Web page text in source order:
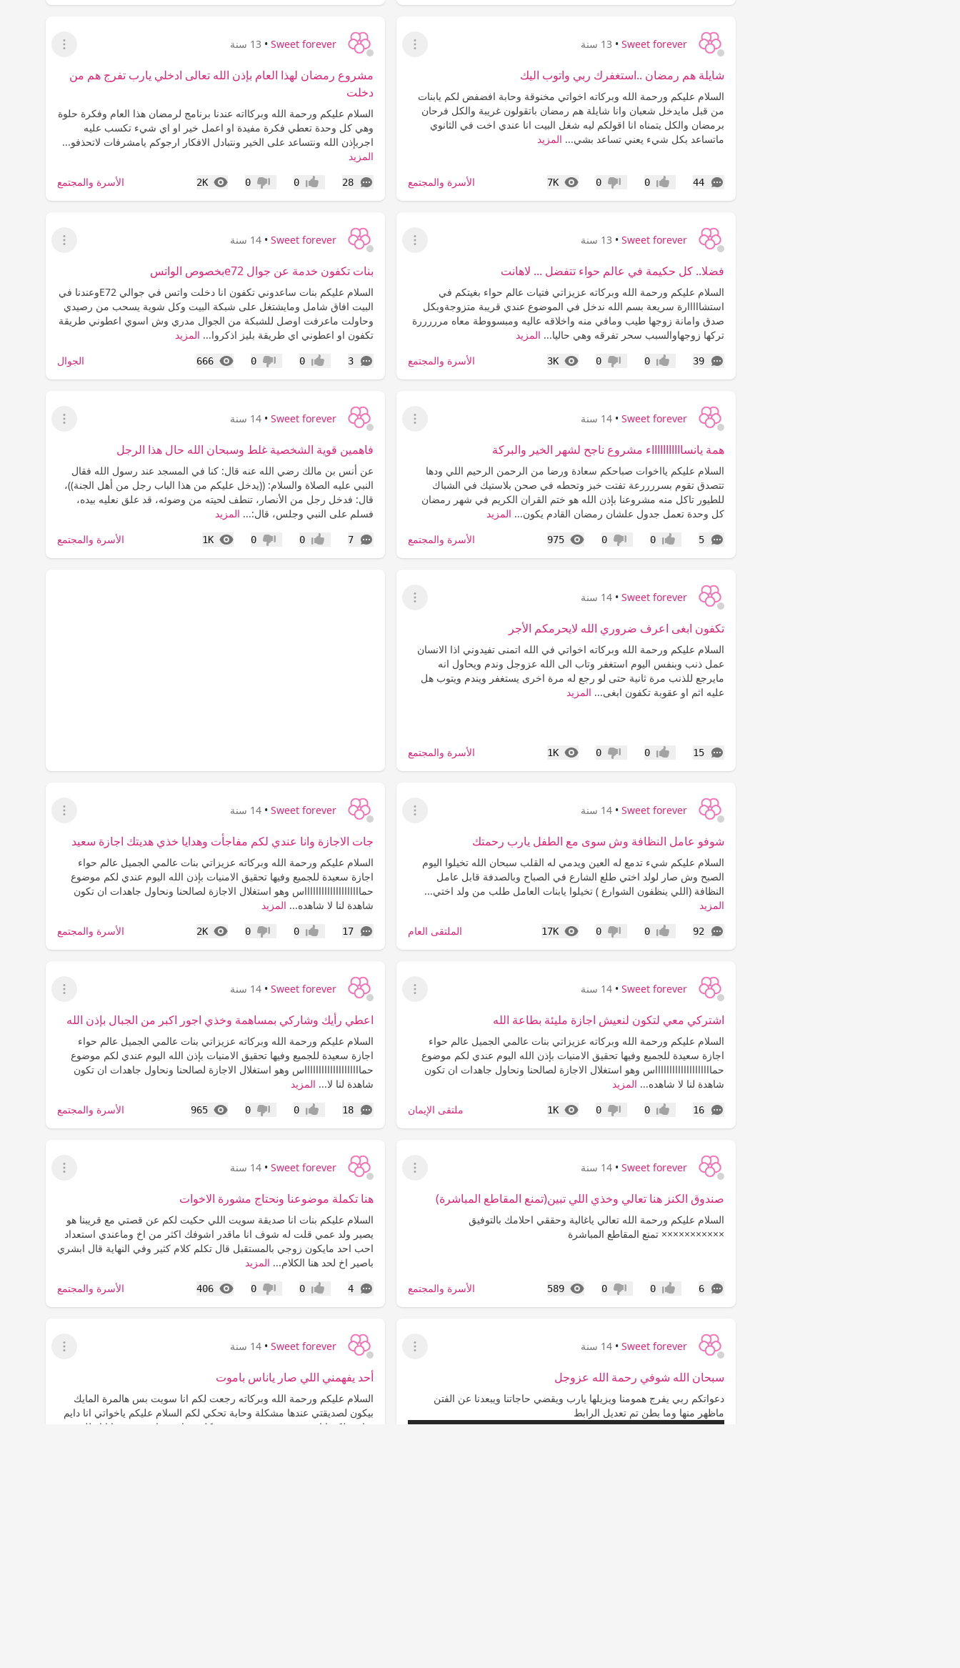
Sweet forever
• 13 سنة
عرض القائمة
شايلة هم رمضان ..استغفرك ربي واتوب اليك
السلام عليكم ورحمة الله وبركاته اخواتي مخنوقة وحابة افضفض لكم يابنات
من قبل مايدخل شعبان وانا شايلة هم رمضان باتقولون غريبة والكل فرحان
برمضان والكل يتمناه انا اقولكم ليه شغل البيت انا عندي اخت في الثانوي
ماتساعد بكل شيء يعني تساعد بشي... المزيد
44
التعليقات إعجاب0 عدم إعجاب
0
7K
المشاهدات الأسرة والمجتمع
Sweet forever
• 13 سنة
عرض القائمة
مشروع رمضان لهذا العام بإذن الله تعالى ادخلي يارب تفرج هم من
دخلت
السلام عليكم ورحمة الله وبركااته عندنا برنامج لرمضان هذا العام وفكرة حلوة
وهي كل وحدة تعطي فكرة مفيدة او اعمل خير او اي شيء تكسب عليه
اجربإذن الله ونتساعد على الخير ونتبادل الافكار ارجوكم يامشرفات لاتحذفو...
المزيد
28
التعليقات إعجاب0 عدم إعجاب
0
2K
المشاهدات الأسرة والمجتمع
Sweet forever
• 13 سنة
عرض القائمة
فضلا.. كل حكيمة في عالم حواء تتفضل ... لاهانت
السلام عليكم ورحمة الله وبركاته عزيزاتي فتيات عالم حواء بغيتكم في
استشااااارة سريعة بسم الله ندخل في الموضوع عندي قريبة متزوجةوبكل
صدق وامانة زوجها طيب ومافي منه واخلاقه عاليه ومبسووطة معاه مرررررة
تركها زوجهاوالسبب سحر تفرقه وهي حاليا... المزيد
39
التعليقات إعجاب0 عدم إعجاب
0
3K
المشاهدات الأسرة والمجتمع
Sweet forever
• 14 سنة
عرض القائمة
بنات تكفون خدمة عن جوال e72بخصوص الواتس
السلام عليكم بنات ساعدوني تكفون انا دخلت واتس في جوالي E72وعندنا في
البيت افاق شامل ومايشتغل على شبكة البيت وكل شوية يسحب من رصيدي
وحاولت ماعرفت اوصل للشبكة من الجوال مدري وش اسوي اعطوني طريقة
تكفون او اعطوني اي طريقة بليز اذكروا... المزيد
3
التعليقات إعجاب0 عدم إعجاب
0
666
المشاهدات الجوال
Sweet forever
• 14 سنة
عرض القائمة
همة يانساااااااااااء مشروع ناجح لشهر الخير والبركة
السلام عليكم يااخوات صباحكم سعادة ورضا من الرحمن الرحيم اللي ودها
تتصدق تقوم بسررررعة تفتت خبز وتحطه في صحن بلاستيك في الشباك
للطيور تاكل منه مشروعنا بإذن الله هو ختم القران الكريم في شهر رمضان
كل وحدة تعمل جدول علشان رمضان القادم يكون... المزيد
5
التعليقات إعجاب0 عدم إعجاب
0
975
المشاهدات الأسرة والمجتمع
Sweet forever
• 14 سنة
عرض القائمة
فاهمين قوية الشخصية غلط وسبحان الله حال هذا الرجل
عن أنس بن مالك رضي الله عنه قال: كنا في المسجد عند رسول الله فقال
النبي عليه الصلاة والسلام: ((يدخل عليكم من هذا الباب رجل من أهل الجنة))،
قال: فدخل رجل من الأنصار، تنطف لحيته من وضوئه، قد علق نعليه بيده،
فسلم على النبي وجلس، قال:... المزيد
7
التعليقات إعجاب0 عدم إعجاب
0
1K
المشاهدات الأسرة والمجتمع
Sweet forever
• 14 سنة
عرض القائمة
تكفون ابغى اعرف ضروري الله لايحرمكم الأجر
السلام عليكم ورحمة الله وبركاته اخواتي في الله اتمنى تفيدوني اذا الانسان
عمل ذنب وبنفس اليوم استغفر وتاب الى الله عزوجل وندم ويحاول انه
مايرجع للذنب مرة ثانية حتى لو رجع له مرة اخرى يستغفر ويندم ويتوب هل
عليه اثم او عقوبة تكفون ابغى... المزيد
15
التعليقات إعجاب0 عدم إعجاب
0
1K
المشاهدات الأسرة والمجتمع
Sweet forever
• 14 سنة
عرض القائمة
شوفو عامل النظافة وش سوى مع الطفل يارب رحمتك
السلام عليكم شيء تدمع له العين ويدمي له القلب سبحان الله تخيلوا اليوم
الصبح وش صار لولد اختي طلع الشارع في الصباح وبالصدفة قابل عامل
النظافة (اللي ينظفون الشوارع ) تخيلوا يابنات العامل طلب من ولد اختي...
المزيد
92
التعليقات إعجاب0 عدم إعجاب
0
17K
المشاهدات الملتقى العام
Sweet forever
• 14 سنة
عرض القائمة
جات الاجازة وانا عندي لكم مفاجأت وهدايا خذي هديتك اجازة سعيد
السلام عليكم ورحمة الله وبركاته عزيزاتي بنات عالمي الجميل عالم حواء
اجازة سعيدة للجميع وفيها تحقيق الامنيات بإذن الله اليوم عندي لكم موضوع
حمااااااااااااااااااااس وهو استغلال الاجازة لصالحنا ونحاول جاهدات ان تكون
شاهدة لنا لا شاهده... المزيد
17
التعليقات إعجاب0 عدم إعجاب
0
2K
المشاهدات الأسرة والمجتمع
Sweet forever
• 14 سنة
عرض القائمة
اشتركي معي لتكون لنعيش اجازة مليئة بطاعة الله
السلام عليكم ورحمة الله وبركاته عزيزاتي بنات عالمي الجميل عالم حواء
اجازة سعيدة للجميع وفيها تحقيق الامنيات بإذن الله اليوم عندي لكم موضوع
حمااااااااااااااااااااس وهو استغلال الاجازة لصالحنا ونحاول جاهدات ان تكون
شاهدة لنا لا شاهده... المزيد
16
التعليقات إعجاب0 عدم إعجاب
0
1K
المشاهدات ملتقى الإيمان
Sweet forever
• 14 سنة
عرض القائمة
اعطي رأيك وشاركي بمساهمة وخذي اجور اكبر من الجبال بإذن الله
السلام عليكم ورحمة الله وبركاته عزيزاتي بنات عالمي الجميل عالم حواء
اجازة سعيدة للجميع وفيها تحقيق الامنيات بإذن الله اليوم عندي لكم موضوع
حمااااااااااااااااااااس وهو استغلال الاجازة لصالحنا ونحاول جاهدات ان تكون
شاهدة لنا لا... المزيد
18
التعليقات إعجاب0 عدم إعجاب
0
965
المشاهدات الأسرة والمجتمع
Sweet forever
• 14 سنة
عرض القائمة
صندوق الكنز هنا تعالي وخذي اللي تبين(تمنع المقاطع المباشرة)
السلام عليكم ورحمة الله تعالي ياغالية وحققي احلامك بالتوفيق
××××××××××× تمنع المقاطع المباشرة
6
التعليقات إعجاب0 عدم إعجاب
0
589
المشاهدات الأسرة والمجتمع
Sweet forever
• 14 سنة
عرض القائمة
هنا تكملة موضوعنا ونحتاج مشورة الاخوات
السلام عليكم بنات انا صديقة سويت اللي حكيت لكم عن قصتي مع قريبنا هو
يصير ولد عمي قلت له شوف انا ماقدر اشوفك اكثر من اخ وماعندي استعداد
احب احد مايكون زوجي بالمستقبل قال تكلم كلام كثير وفي النهاية قال ابشري
باصير اخ لحد هنا الكلام... المزيد
4
التعليقات إعجاب0 عدم إعجاب
0
406
المشاهدات الأسرة والمجتمع
Sweet forever
• 14 سنة
عرض القائمة
سبحان الله شوفي رحمة الله عزوجل
دعواتكم ربي يفرج همومنا ويزيلها يارب ويقضي حاجاتنا ويبعدنا عن الفتن
ماظهر منها وما بطن تم تعديل الرابط
Sweet forever
• 14 سنة
عرض القائمة
أحد يفهمني اللي صار ياناس باموت
السلام عليكم ورحمة الله وبركاته رجعت لكم انا سويت بس هالمرة المايك
بيكون لصديقتي عندها مشكلة وحابة تحكي لكم السلام عليكم ياخواتي انا دايم
متابعة لكم انا صديقة سويت وعندي مشكلة وحابة تساعدوني فيها انا ولله